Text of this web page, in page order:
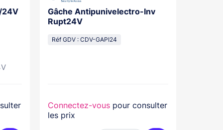
10/24V
Gâche Antipunivelectro-Inv
Rupt24V
Réf GDV : CDV-GAPI24
Connectez-vous pour consulter
les prix